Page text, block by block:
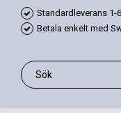
Standardleverans 1-
Betala enkelt med